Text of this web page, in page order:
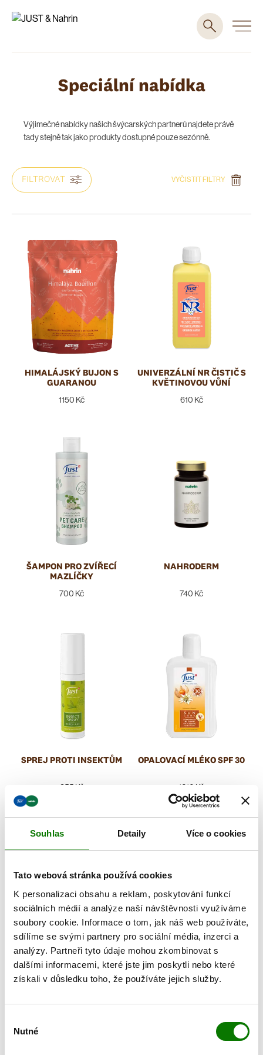
Souhlas Detaily Více o cookies
Tato webová stránka používá cookies
K personalizaci obsahu a reklam, poskytování funkcí
sociálních médií a analýze naší návštěvnosti využíváme
soubory cookie. Informace o tom, jak náš web používáte,
sdílíme se svými partnery pro sociální média, inzerci a
analýzy. Partneři tyto údaje mohou zkombinovat s
dalšími informacemi, které jste jim poskytli nebo které
získali v důsledku toho, že používáte jejich služby.
souhlasu
Nutné
Speciální nabídka
Výjimečné nabídky našich švýcarských partnerů najdete právě
tady stejně tak jako produkty dostupné pouze sezónně.
FILTROVAT VYČISTIT FILTRY
DOPORUČOVÁNO PRO
SLOŽENÍ A ALERGENY
TYP PRODUKTU
HIMALÁJSKÝ BUJON S
GUARANOU
1150 Kč
UNIVERZÁLNÍ NR ČISTIČ S
KVĚTINOVOU VŮNÍ
610 Kč
ŠAMPON PRO ZVÍŘECÍ
MAZLÍČKY
700 Kč
NAHRODERM
740 Kč
SPREJ PROTI INSEKTŮM
855 Kč
OPALOVACÍ MLÉKO SPF 30
1610 Kč
BALZÁM PO OPALOVÁNÍ
1250 Kč